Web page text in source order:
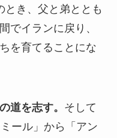
とき、父と弟ととも
でイランに戻り、
を育てることにな
道を志す。 そして
ール」から「アン